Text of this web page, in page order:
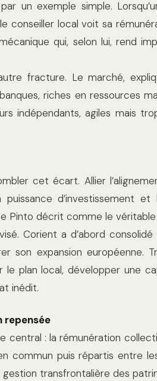
un exemple simple.
conseiller local voit sa
qui, selon lui, rend
fracture. Le marché,
riches en ressources
indépendants, agiles mais
cet écart. Allier
d’investissement et
Pinto décrit comme le véritable
Corient a d’abord
son expansion européenne.
plan local, développer une
inédit.
repensée
central : la rémunération
commun puis répartis entre
transfrontalière des